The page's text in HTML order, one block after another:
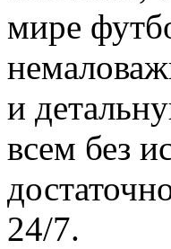
мире
и
всем без
24/7.